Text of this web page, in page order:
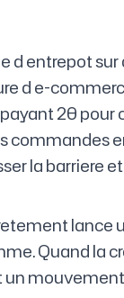
d entrepot
d e-
20 pour
commandes
la barriere
lance
Quand la
un